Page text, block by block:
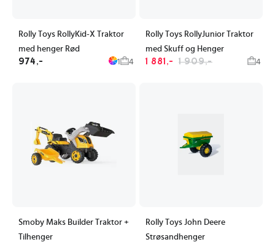
Rolly Toys RollyKid-X Traktor
med henger Rød
974,- 1 4
Rolly Toys RollyJunior Traktor
med Skuff og Henger
1 881,- 1 909,- 4
Smoby Maks Builder Traktor +
Tilhenger
Rolly Toys John Deere
Strøsandhenger